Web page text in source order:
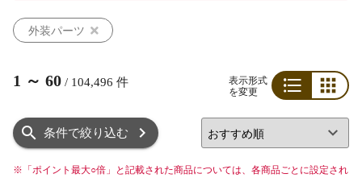
外装パーツ
1 ～ 60 / 104,496 件
表示形式
を変更
条件で絞り込む
※ 「ポイント最大○倍」と記載された商品については、各商品ごとに設定され